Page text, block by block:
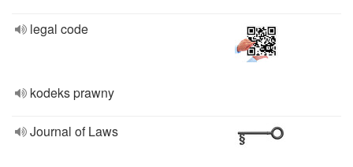
legal code
kodeks prawny
Journal of Laws